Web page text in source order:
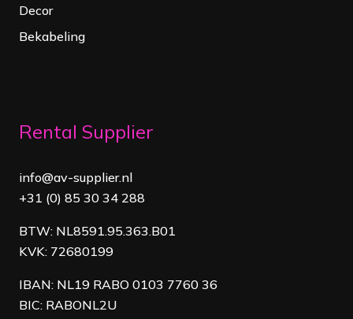
Decor
Bekabeling
Rental Supplier
info@av-supplier.nl
+31 (0) 85 30 34 288
BTW: NL8591.95.363.B01
KVK: 72680199
IBAN: NL19 RABO 0103 7760 36
BIC: RABONL2U